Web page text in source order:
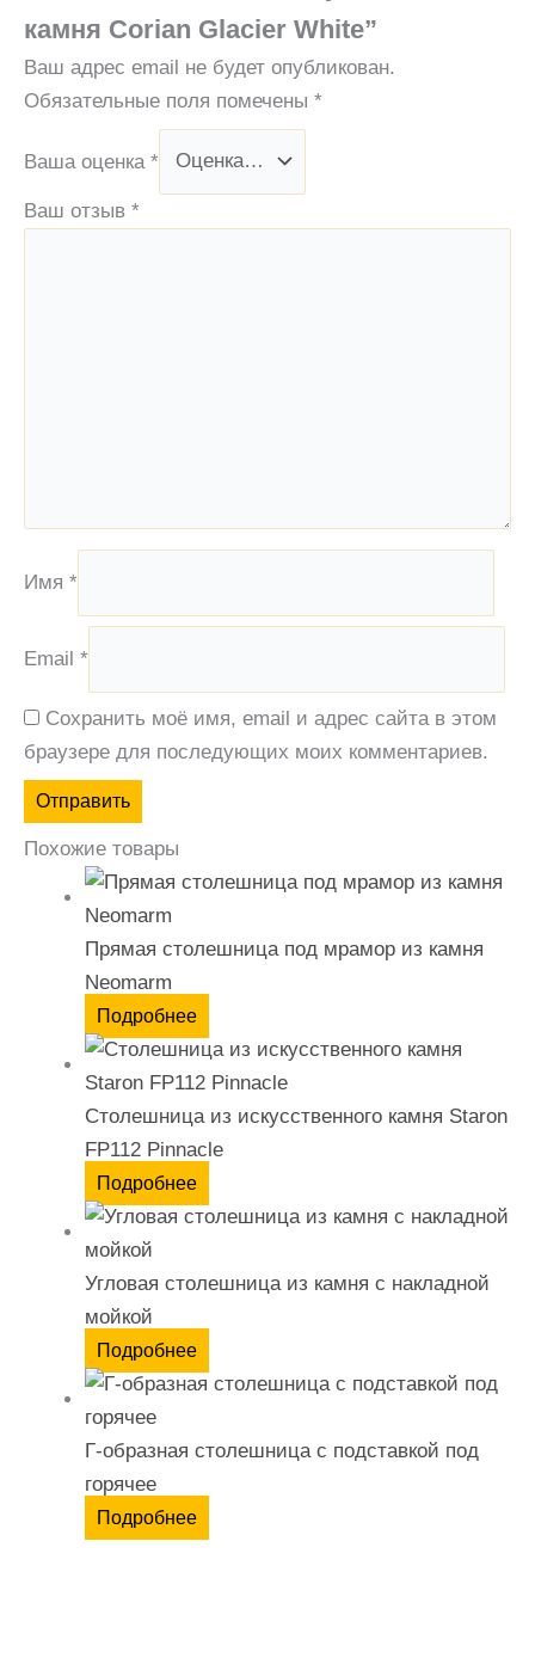
камня Corian Glacier White”
Ваш адрес email не будет опубликован.
Обязательные поля помечены *
Ваша оценка *
Ваш отзыв *
Имя *
Email *
Сохранить моё имя, email и адрес сайта в этом
браузере для последующих моих комментариев.
Похожие товары
Прямая столешница под мрамор из камня
Neomarm
Подробнее
Столешница из искусственного камня Staron
FP112 Pinnacle
Подробнее
Угловая столешница из камня с накладной
мойкой
Подробнее
Г-образная столешница с подставкой под
горячее
Подробнее